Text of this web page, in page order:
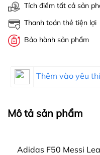
Tích điểm tất cả sản
Thanh toán thẻ tiện lợi
Bảo hành sản phẩm
Thêm vào yêu
Mô tả sản phẩm
Adidas F50 Messi